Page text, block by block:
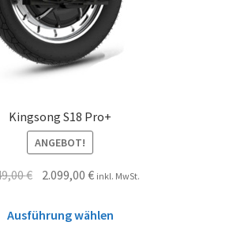
Kingsong S18 Pro+
ANGEBOT!
€ 2.099,00€ inkl. MwSt.
Ausführung wählen